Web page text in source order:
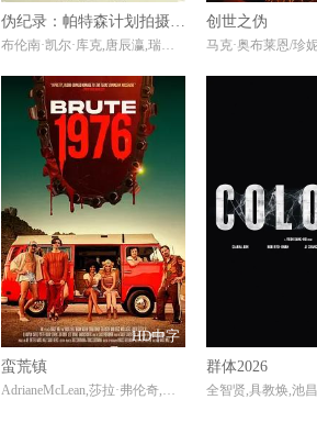
伪纪录：帕特森计划拍摄实录
布伦南·凯尔·库克,唐辰瀛,瑞秋·艾里格
创世之伪
HD中字
蛮荒镇
群体2026